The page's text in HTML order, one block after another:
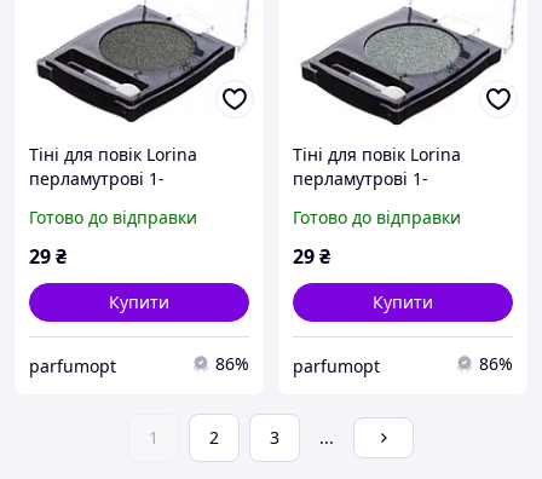
Тіні для повік Lorina
перламутрові 1-
Готово до відправки
29₴
Купити
parfumopt 86%
Тіні для повік Lorina
перламутрові 1-
Готово до відправки
29₴
Купити
parfumopt 86%
1 2 3 ...